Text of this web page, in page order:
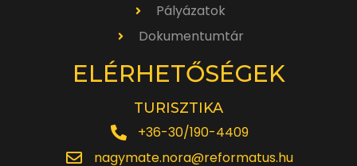
Pályázatok
Dokumentumtár
ELÉRHETŐSÉGEK
TURISZTIKA
+36-30/190-4409
nagymate.nora@reformatus.hu